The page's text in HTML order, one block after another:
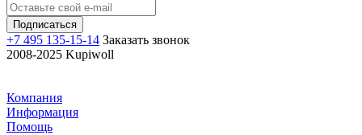
+7 495 135-15-14 Заказать звонок
2008-2025 Kupiwoll
Компания
Информация
Помощь